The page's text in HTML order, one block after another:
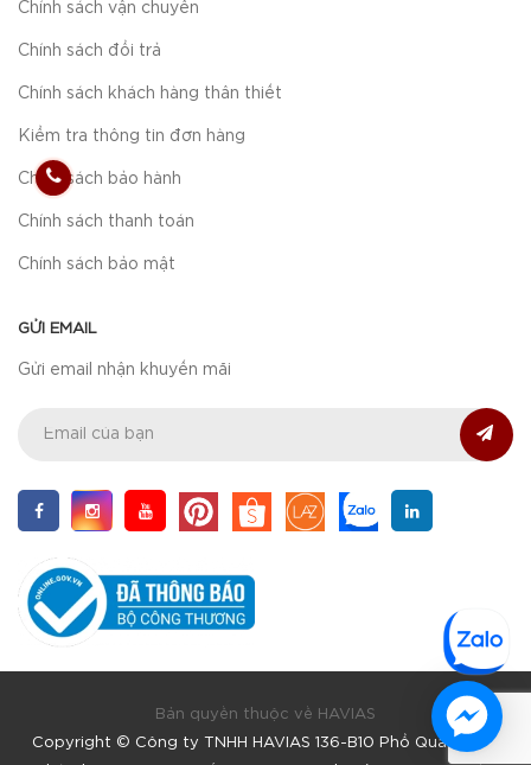
Chính sách vận chuyển
Chính sách đổi trả
Chính sách khách hàng thân thiết
Kiểm tra thông tin đơn hàng
Chính sách bảo hành
Chính sách thanh toán
Chính sách bảo mật
GỬI EMAIL
Gửi email nhận khuyến mãi
Bản quyền thuộc về HAVIAS
Copyright © Công ty TNHH HAVIAS 136-B10 Phổ Quang, F9,